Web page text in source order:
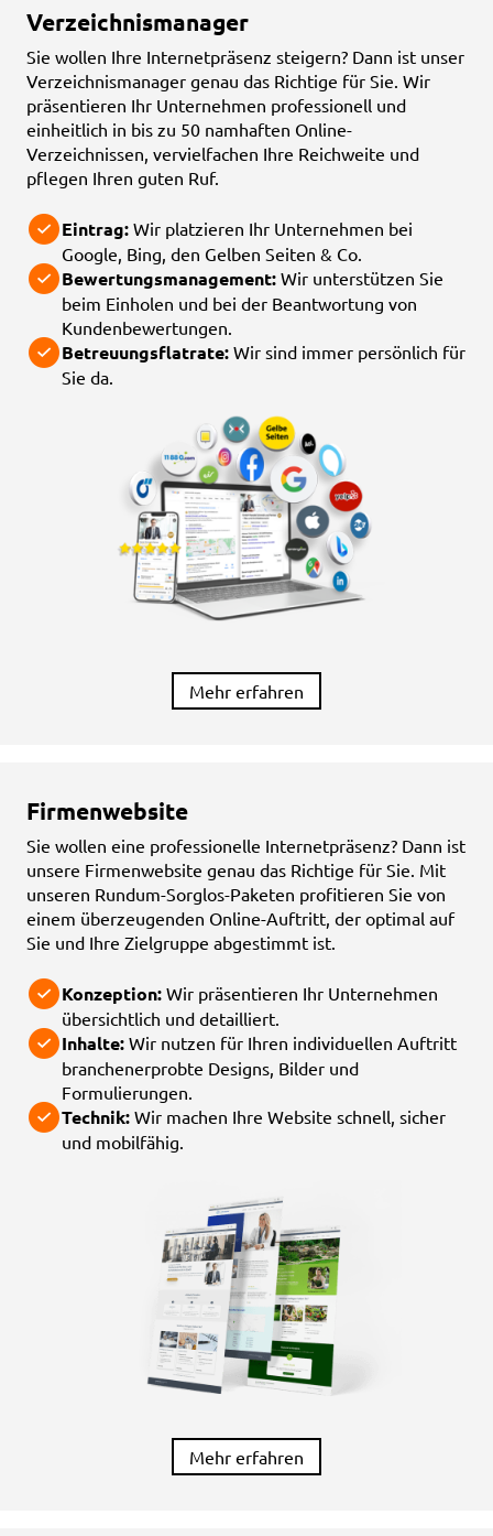
Verzeichnismanager
Sie wollen Ihre Internetpräsenz steigern? Dann ist unser
Verzeichnismanager genau das Richtige für Sie. Wir
präsentieren Ihr Unternehmen professionell und
einheitlich in bis zu 50 namhaften Online-
Verzeichnissen, vervielfachen Ihre Reichweite und
pflegen Ihren guten Ruf.
Eintrag: Wir platzieren Ihr Unternehmen bei
Google, Bing, den Gelben Seiten & Co.
Bewertungsmanagement: Wir unterstützen Sie
beim Einholen und bei der Beantwortung von
Kundenbewertungen.
Betreuungsflatrate: Wir sind immer persönlich für
Sie da.
Mehr erfahren
Firmenwebsite
Sie wollen eine professionelle Internetpräsenz? Dann ist
unsere Firmenwebsite genau das Richtige für Sie. Mit
unseren Rundum-Sorglos-Paketen profitieren Sie von
einem überzeugenden Online-Auftritt, der optimal auf
Sie und Ihre Zielgruppe abgestimmt ist.
Konzeption: Wir präsentieren Ihr Unternehmen
übersichtlich und detailliert.
Inhalte: Wir nutzen für Ihren individuellen Auftritt
branchenerprobte Designs, Bilder und
Formulierungen.
Technik: Wir machen Ihre Website schnell, sicher
und mobilfähig.
Mehr erfahren